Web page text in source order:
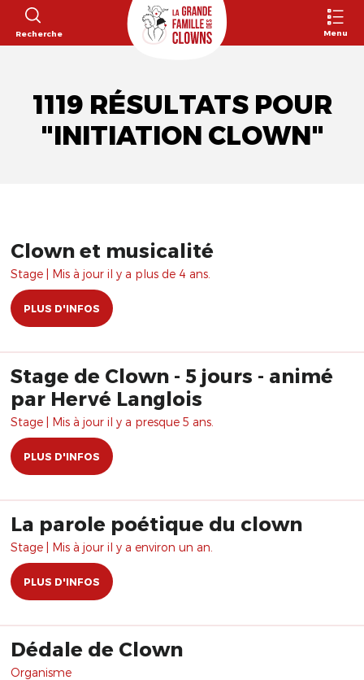
Recherche Menu
1119 RÉSULTATS POUR
"INITIATION CLOWN"
Clown et musicalité
Stage | Mis à jour il y a plus de 4 ans.
PLUS D'INFOS
Stage de Clown - 5 jours - animé
par Hervé Langlois
Stage | Mis à jour il y a presque 5 ans.
PLUS D'INFOS
La parole poétique du clown
Stage | Mis à jour il y a environ un an.
PLUS D'INFOS
Dédale de Clown
Organisme